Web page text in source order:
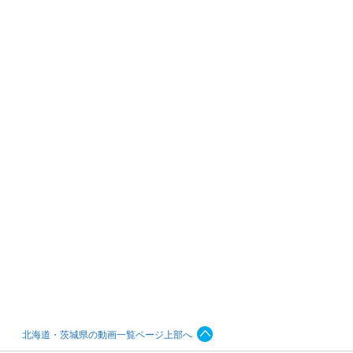
北海道・茨城県の動画一覧ページ上部へ